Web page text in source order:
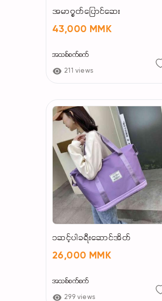
အမာ၇ွတ်ပြောင်ဆေး
43,000 MMK
အသစ်စက်စက်
211 views
၁ဆင့်ပါခရီးဆောင်အိတ်
26,000 MMK
အသစ်စက်စက်
299 views